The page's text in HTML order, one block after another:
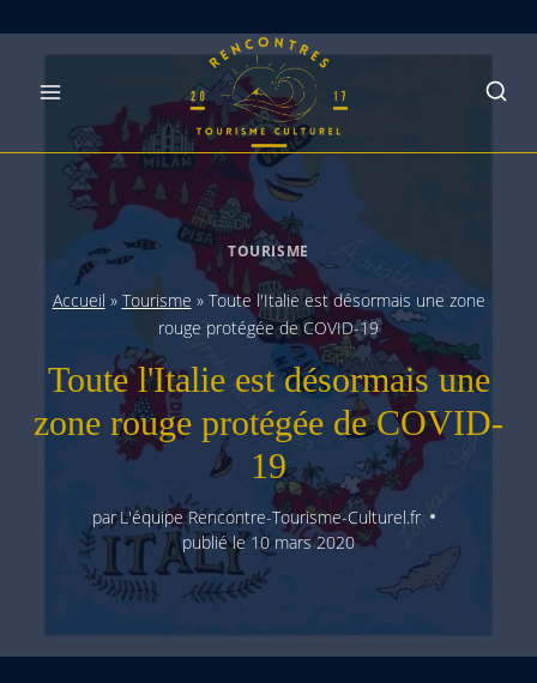
TOURISME
Accueil » Tourisme » Toute l'Italie est désormais une zone
rouge protégée de COVID-19
Toute l'Italie est désormais une
zone rouge protégée de COVID-
19
parL'équipe Rencontre-Tourisme-Culturel.fr
publié le10 mars 2020